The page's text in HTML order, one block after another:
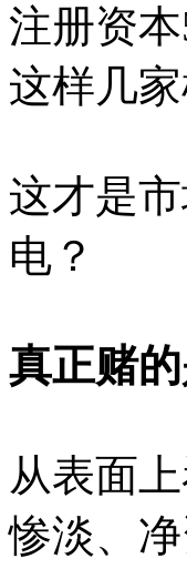
注册资
这样几
这才是
电？
真正赌
从表面
惨淡、